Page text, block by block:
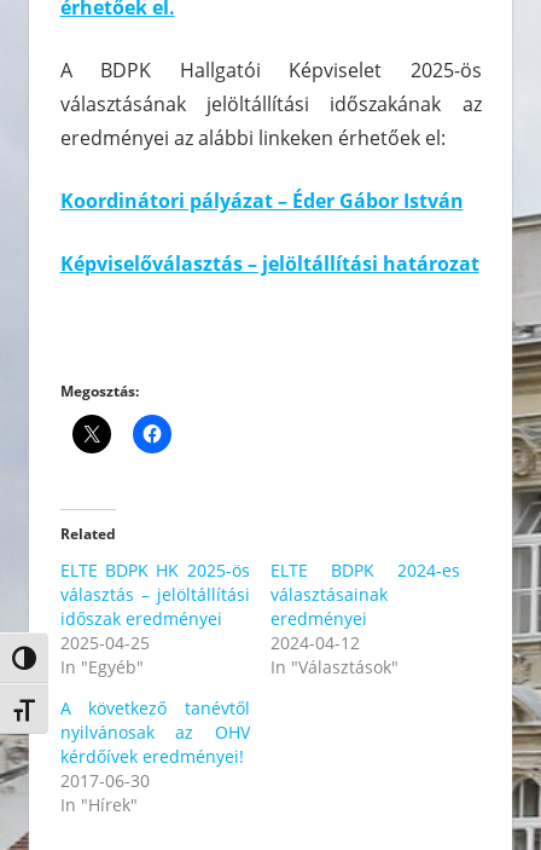
Nagy kontraszt váltása
Betűméret váltása
érhetőek el.
A BDPK Hallgatói Képviselet 2025-ös
választásának jelöltállítási időszakának az
eredményei az alábbi linkeken érhetőek el:
Koordinátori pályázat – Éder Gábor István
Képviselőválasztás – jelöltállítási határozat
Megosztás:
Related
ELTE BDPK HK 2025-ös
választás – jelöltállítási
időszak eredményei
2025-04-25
In "Egyéb"
ELTE BDPK 2024-es
választásainak
eredményei
2024-04-12
In "Választások"
A következő tanévtől
nyilvánosak az OHV
kérdőívek eredményei!
2017-06-30
In "Hírek"